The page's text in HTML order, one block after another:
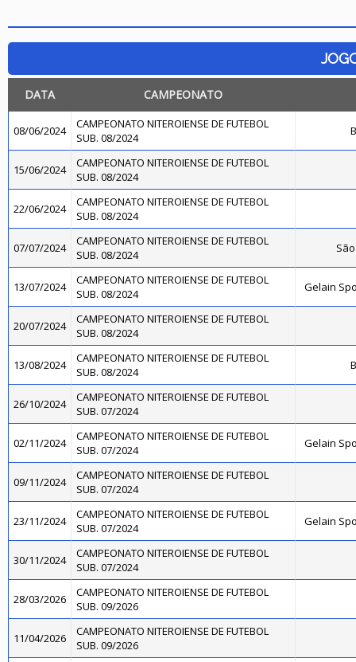
DATA CAMPEONATO
08/06/2024
CAMPEONATO NITEROIENSE DE FUTEBOL
SUB. 08/2024
15/06/2024
CAMPEONATO NITEROIENSE DE FUTEBOL
SUB. 08/2024
22/06/2024
CAMPEONATO NITEROIENSE DE FUTEBOL
SUB. 08/2024
07/07/2024
CAMPEONATO NITEROIENSE DE FUTEBOL
SUB. 08/2024
13/07/2024
CAMPEONATO NITEROIENSE DE FUTEBOL
SUB. 08/2024
Gelain
20/07/2024
CAMPEONATO NITEROIENSE DE FUTEBOL
SUB. 08/2024
13/08/2024
CAMPEONATO NITEROIENSE DE FUTEBOL
SUB. 08/2024
26/10/2024
CAMPEONATO NITEROIENSE DE FUTEBOL
SUB. 07/2024
02/11/2024
CAMPEONATO NITEROIENSE DE FUTEBOL
SUB. 07/2024
Gelain
09/11/2024
CAMPEONATO NITEROIENSE DE FUTEBOL
SUB. 07/2024
23/11/2024
CAMPEONATO NITEROIENSE DE FUTEBOL
SUB. 07/2024
Gelain
30/11/2024
CAMPEONATO NITEROIENSE DE FUTEBOL
SUB. 07/2024
28/03/2026
CAMPEONATO NITEROIENSE DE FUTEBOL
SUB. 09/2026
11/04/2026
CAMPEONATO NITEROIENSE DE FUTEBOL
SUB. 09/2026